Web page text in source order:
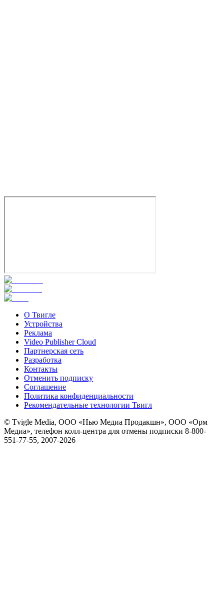
О Твигле
Устройства
Реклама
Video Publisher Cloud
Партнерская сеть
Разработка
Контакты
Отменить подписку
Соглашение
Политика конфиденциальности
Рекомендательные технологии Твигл
© Tvigle Media, ООО «Нью Медиа Продакшн», ООО «Орм
Медиа», телефон колл-центра для отмены подписки 8-800-
551-77-55, 2007-2026